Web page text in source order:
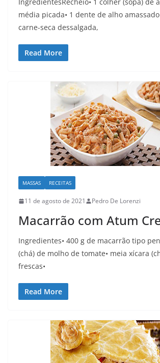
média picada• 1 dente de alho
carne-seca dessalgada,
Read More
MASSAS RECEITAS
11 de agosto de 2021 Pedro De Lorenzi
Macarrão com Atum
Ingredientes• 400 g de macarrão tipo
(chá) de molho de tomate• meia xícara
frescas•
Read More